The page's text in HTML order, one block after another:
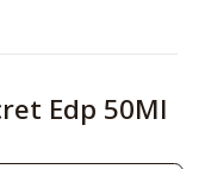
Edp 50Ml